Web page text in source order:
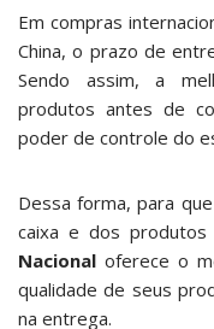
Em compras
China, o prazo de
Sendo assim, a
produtos antes de
poder de controle do
Dessa forma, para
caixa e dos
Nacional oferece o
qualidade de seus
na entrega.